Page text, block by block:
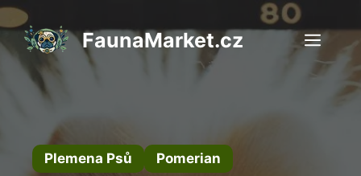
Přeskočit
na
obsah
FaunaMarket.cz
Plemena Psů Pomerian